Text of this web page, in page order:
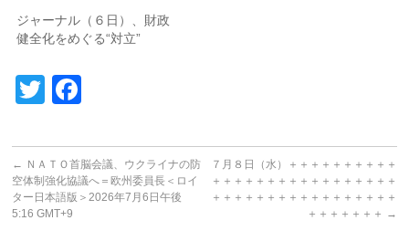
ジャーナル（６日）、財政
健全化をめぐる“対立”
Twitter
← ＮＡＴＯ首脳会議、ウクライナの防
空体制強化協議へ＝欧州委員長＜ロイ
ター日本語版＞2026年7月6日午後
5:16 GMT+9
７月８日（水）＋＋＋＋＋＋＋＋＋＋
＋＋＋＋＋＋＋＋＋＋＋＋＋＋＋＋＋
＋＋＋＋＋＋＋＋＋＋＋＋＋＋＋＋＋
＋＋＋＋＋＋＋ →